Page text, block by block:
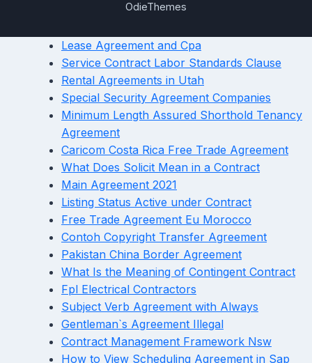
OdieThemes
Lease Agreement and Cpa
Service Contract Labor Standards Clause
Rental Agreements in Utah
Special Security Agreement Companies
Minimum Length Assured Shorthold Tenancy
Agreement
Caricom Costa Rica Free Trade Agreement
What Does Solicit Mean in a Contract
Main Agreement 2021
Listing Status Active under Contract
Free Trade Agreement Eu Morocco
Contoh Copyright Transfer Agreement
Pakistan China Border Agreement
What Is the Meaning of Contingent Contract
Fpl Electrical Contractors
Subject Verb Agreement with Always
Gentleman`s Agreement Illegal
Contract Management Framework Nsw
How to View Scheduling Agreement in Sap